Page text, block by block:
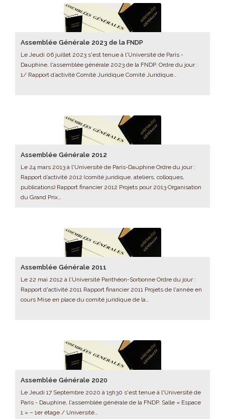
Assemblée Générale 2023 de la FNDP
Le Jeudi 06 juillet 2023 s'est tenue à l'Université de Paris -
Dauphine, l'assemblée générale 2023 de la FNDP. Ordre du jour :
1/ Rapport d’activité Comité Juridique Comité Juridique…
Assemblée Générale 2012
Le 24 mars 2013 à l'Université de Paris-Dauphine Ordre du jour :
Rapport d’activité 2012 (comité juridique, ateliers, colloques,
publications) Rapport financier 2012 Projets pour 2013 Organisation
du Grand Prix…
Assemblée Générale 2011
Le 22 mai 2012 à l'Université Panthéon-Sorbonne Ordre du jour :
Rapport d'activité 2011 Rapport financier 2011 Projets de l'année en
cours Mise en place du comité juridique de la…
Assemblée Générale 2020
Le Jeudi 17 Septembre 2020 à 15h30 s'est tenue à l'Université de
Paris - Dauphine, l'assemblée générale de la FNDP. Salle « Espace
1 » – 1er étage / Université…